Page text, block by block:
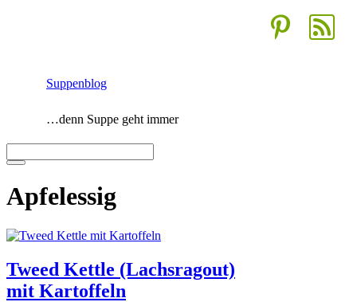
Suppenblog
…denn Suppe geht immer
Menü
Apfelessig
Tweed Kettle (Lachsragout)
mit Kartoffeln